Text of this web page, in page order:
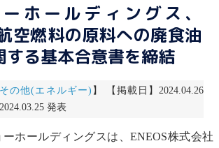
ホールディングス、
空燃料の原料への廃食油
する基本合意書を締結
その他(エネルギー) 】 【掲載日】2024.04.26
発表
ホールディングスは、ENEOS株式会社